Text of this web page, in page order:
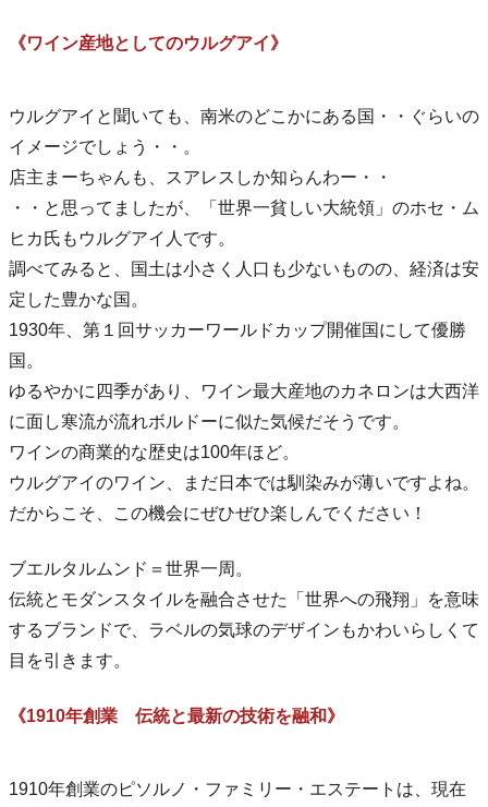
《ワイン産地としてのウルグアイ》
ウルグアイと聞いても、南米のどこかにある国・・ぐらいの
イメージでしょう・・。
店主まーちゃんも、スアレスしか知らんわー・・
・・と思ってましたが、「世界一貧しい大統領」のホセ・ム
ヒカ氏もウルグアイ人です。
調べてみると、国土は小さく人口も少ないものの、経済は安
定した豊かな国。
1930年、第１回サッカーワールドカップ開催国にして優勝
国。
ゆるやかに四季があり、ワイン最大産地のカネロンは大西洋
に面し寒流が流れボルドーに似た気候だそうです。
ワインの商業的な歴史は100年ほど。
ウルグアイのワイン、まだ日本では馴染みが薄いですよね。
だからこそ、この機会にぜひぜひ楽しんでください！
ブエルタルムンド＝世界一周。
伝統とモダンスタイルを融合させた「世界への飛翔」を意味
するブランドで、ラベルの気球のデザインもかわいらしくて
目を引きます。
《1910年創業 伝統と最新の技術を融和》
1910年創業のピソルノ・ファミリー・エステートは、現在